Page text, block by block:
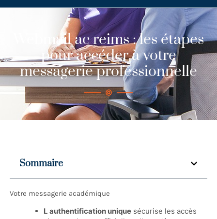
Webmail ac reims : les étapes
pour accéder à votre
messagerie professionnelle
Sommaire
Votre messagerie académique
L authentification unique sécurise les accès